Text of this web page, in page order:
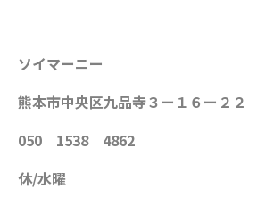
ソイマーニー
熊本市中央区九品寺３ー１６ー２２
050 1538 4862
休/水曜